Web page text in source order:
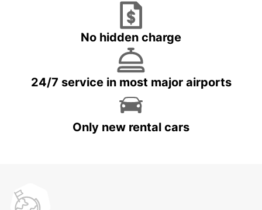
No hidden charge
24/7 service in most major airports
Only new rental cars